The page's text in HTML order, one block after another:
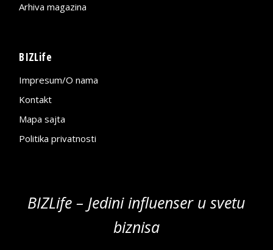
Arhiva magazina
BIZLife
Impresum/O nama
Kontakt
Mapa sajta
Politika privatnosti
BIZLife – Jedini influenser u svetu
biznisa